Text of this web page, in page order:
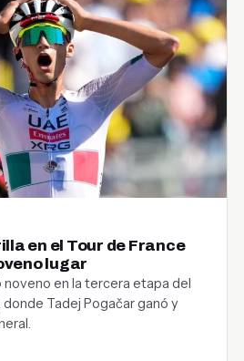
en el Tour de France
lugar
noveno en la tercera etapa del
Tadej Pogačar ganó y